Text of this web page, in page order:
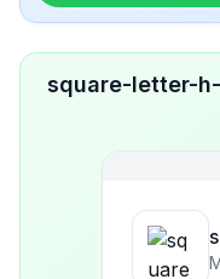
square-letter-